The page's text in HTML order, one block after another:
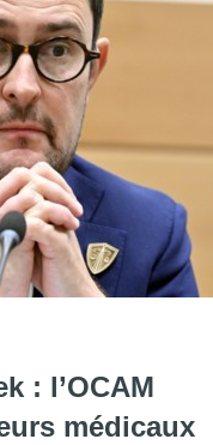
tué à Schaerbeek :
: l’OCAM
médicaux